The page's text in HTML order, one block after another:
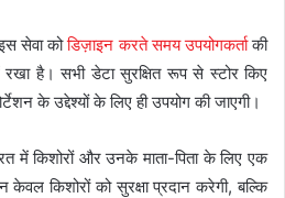
सेवा कोडिज़ाइन करते समय उपयोगकर्ताकी
रखा है। सभी डेटा सुरक्षित रूप से स्टोर किए
के उद्देश्यों के लिए ही उपयोग की जाएगी।
में किशोरों और उनके माता-पिता के लिए एक
केवल किशोरों को सुरक्षा प्रदान करेगी, बल्कि